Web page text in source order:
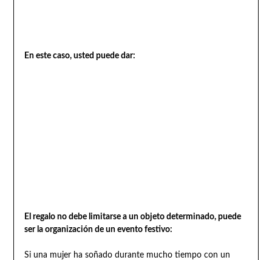
En este caso, usted puede dar:
El regalo no debe limitarse a un objeto determinado, puede
ser la organización de un evento festivo:
Si una mujer ha soñado durante mucho tiempo con un